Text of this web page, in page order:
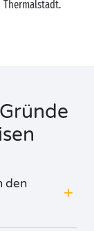
Thermalstadt.
den